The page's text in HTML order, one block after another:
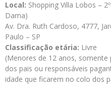
Local: Shopping Villa Lobos –
Dama)
Av. Dra. Ruth Cardoso, 4777,
Paulo – SP
Classificação etária: Livre
(Menores de 12 anos,
dos pais ou responsáveis
idade que ficarem no colo dos